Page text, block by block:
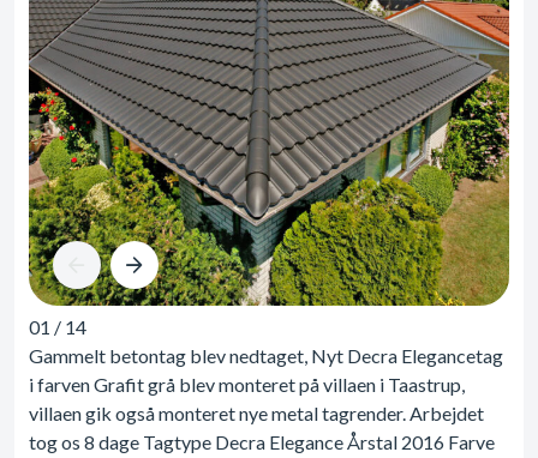
01 / 14
Gammelt betontag blev nedtaget, Nyt Decra Elegancetag
i farven Grafit grå blev monteret på villaen i Taastrup,
villaen gik også monteret nye metal tagrender. Arbejdet
tog os 8 dage Tagtype Decra Elegance Årstal 2016 Farve